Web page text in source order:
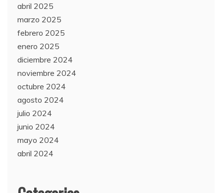
abril 2025
marzo 2025
febrero 2025
enero 2025
diciembre 2024
noviembre 2024
octubre 2024
agosto 2024
julio 2024
junio 2024
mayo 2024
abril 2024